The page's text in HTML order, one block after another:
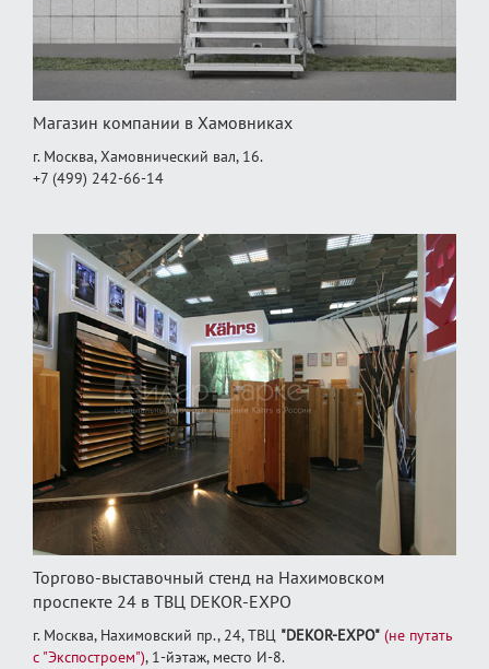
Магазин компании в Хамовниках
г. Москва, Хамовнический вал, 16.
+7 (499) 242-66-14
Торгово-выставочный стенд на Нахимовском
проспекте 24 в ТВЦ DEKOR-EXPO
г. Москва, Нахимовский пр., 24, ТВЦ "DEKOR-EXPO" (не путать
с "Экспостроем"), 1‑йэтаж, место И‑8.